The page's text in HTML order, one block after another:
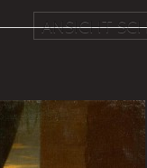
ANSICHT